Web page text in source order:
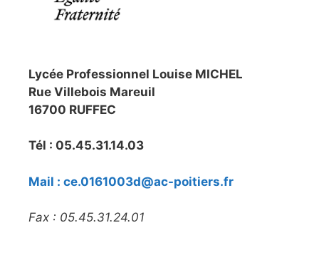
Lycée Professionnel Louise MICHEL
Rue Villebois Mareuil
16700 RUFFEC
Tél : 05.45.31.14.03
Mail : ce.0161003d@ac-poitiers.fr
Fax : 05.45.31.24.01